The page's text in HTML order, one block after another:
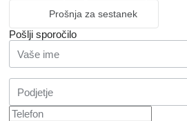
Prošnja za sestanek
Pošlji sporočilo